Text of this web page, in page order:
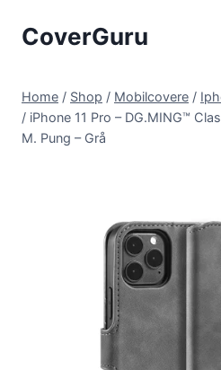
CoverGuru
Home / Shop / Mobilcovere /
/ iPhone 11 Pro – DG.MING™
M. Pung – Grå